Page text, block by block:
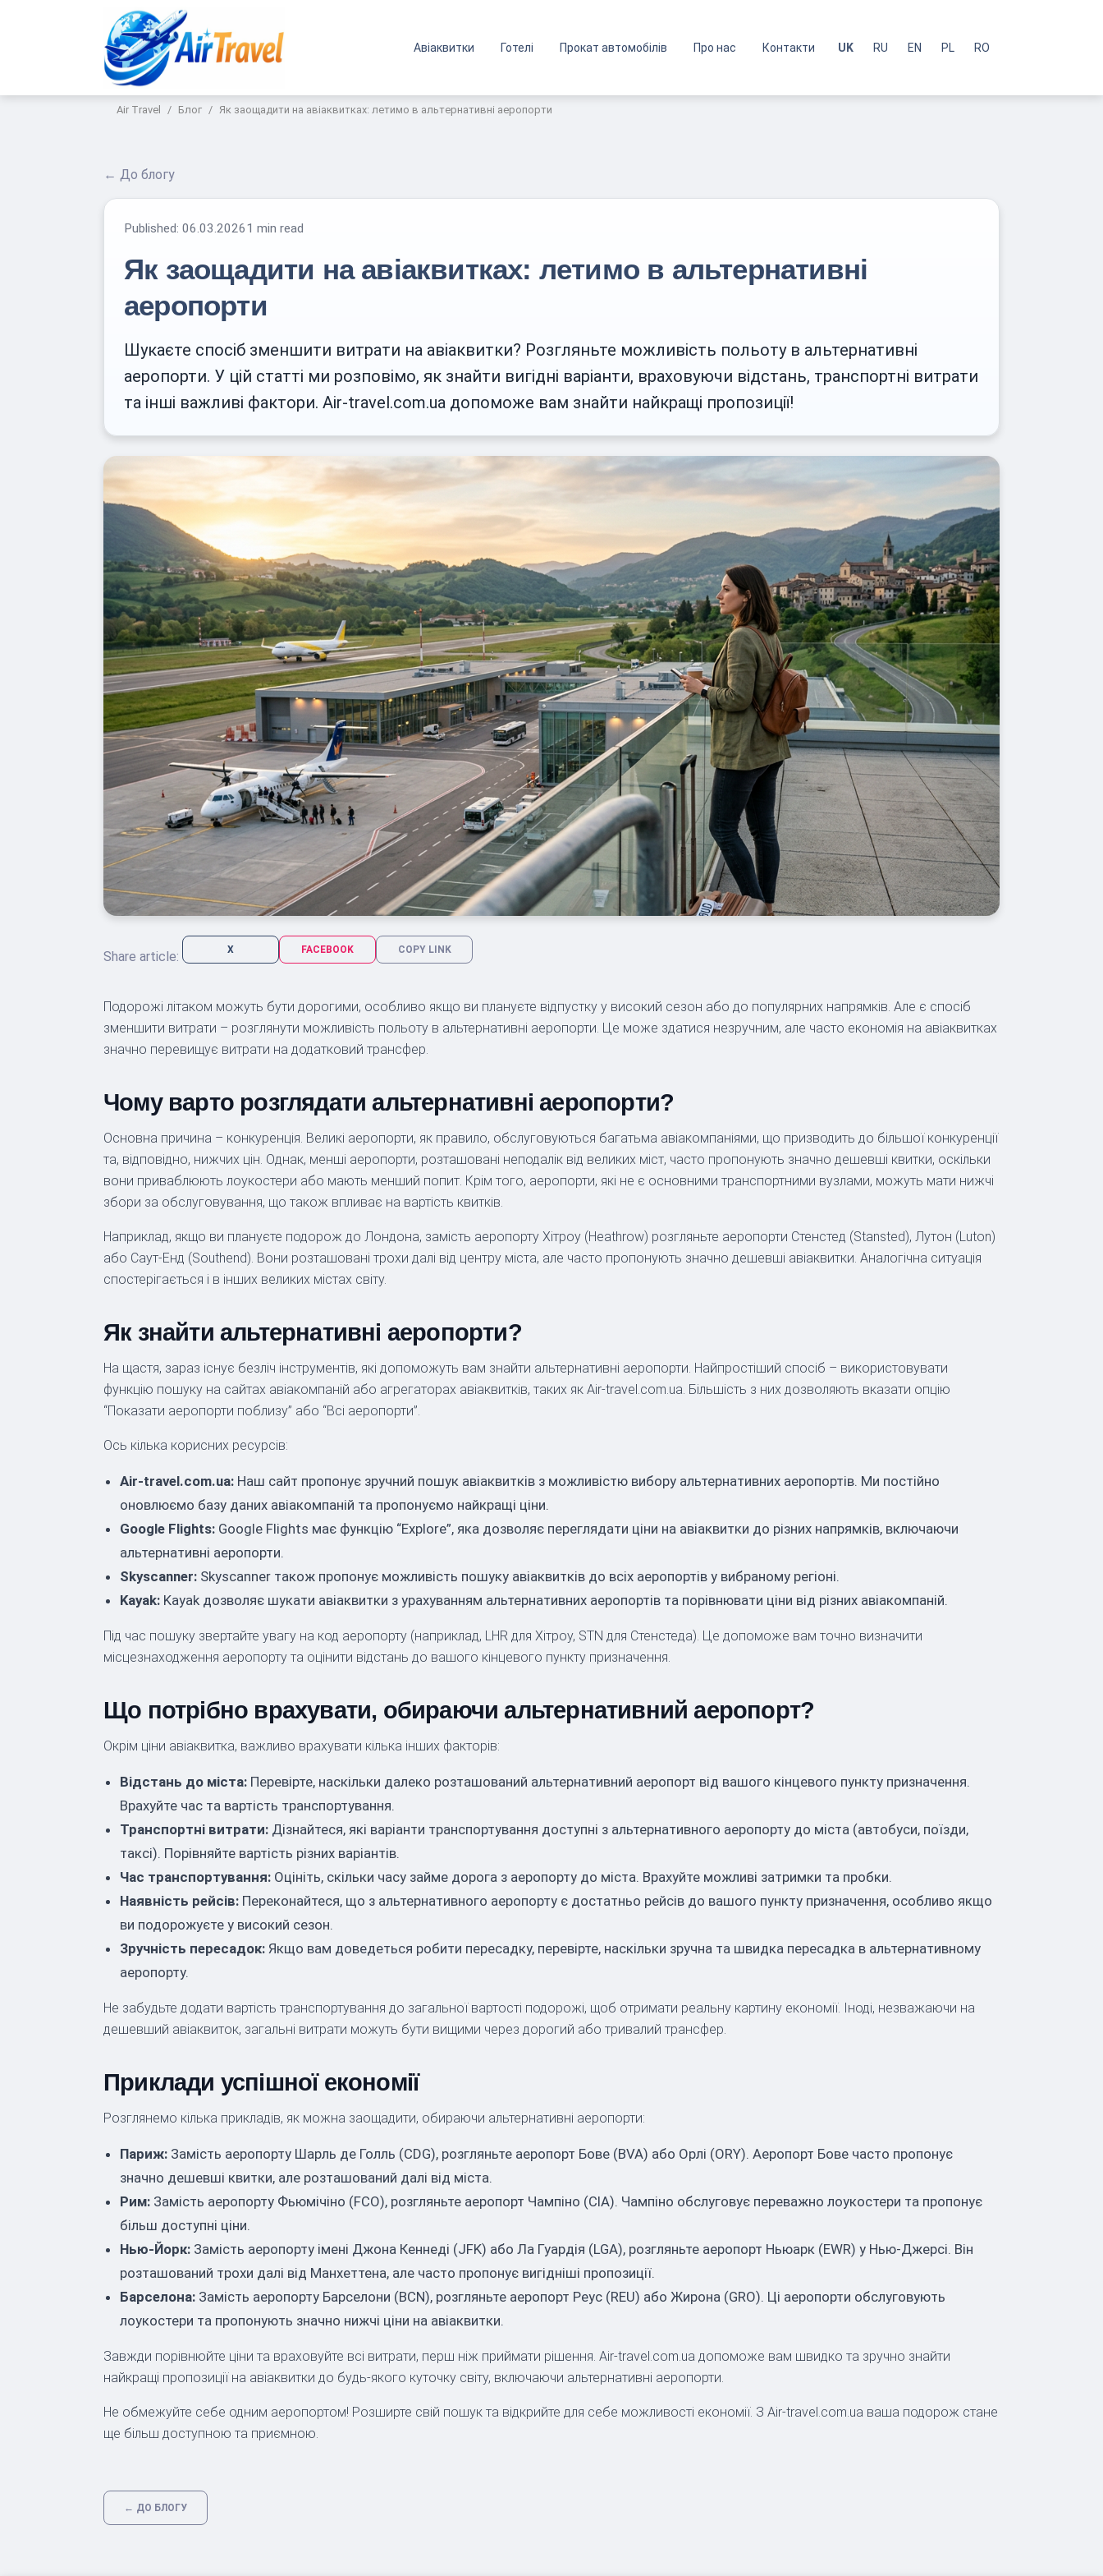
Авіаквитки Готелі Прокат автомобілів Про нас Контакти UK RU EN PL RO
Air Travel Блог Як заощадити на авіаквитках: летимо в альтернативні аеропорти
← До блогу
Published: 06.03.20261 min read
Як заощадити на авіаквитках: летимо в альтернативні
аеропорти
Шукаєте спосіб зменшити витрати на авіаквитки? Розгляньте можливість польоту в альтернативні
аеропорти. У цій статті ми розповімо, як знайти вигідні варіанти, враховуючи відстань, транспортні витрати
та інші важливі фактори. Air-travel.com.ua допоможе вам знайти найкращі пропозиції!
Share article: X FACEBOOK COPY LINK
Подорожі літаком можуть бути дорогими, особливо якщо ви плануєте відпустку у високий сезон або до популярних напрямків. Але є спосіб
зменшити витрати – розглянути можливість польоту в альтернативні аеропорти. Це може здатися незручним, але часто економія на авіаквитках
значно перевищує витрати на додатковий трансфер.
Чому варто розглядати альтернативні аеропорти?
Основна причина – конкуренція. Великі аеропорти, як правило, обслуговуються багатьма авіакомпаніями, що призводить до більшої конкуренції
та, відповідно, нижчих цін. Однак, менші аеропорти, розташовані неподалік від великих міст, часто пропонують значно дешевші квитки, оскільки
вони приваблюють лоукостери або мають менший попит. Крім того, аеропорти, які не є основними транспортними вузлами, можуть мати нижчі
збори за обслуговування, що також впливає на вартість квитків.
Наприклад, якщо ви плануєте подорож до Лондона, замість аеропорту Хітроу (Heathrow) розгляньте аеропорти Стенстед (Stansted), Лутон (Luton)
або Саут-Енд (Southend). Вони розташовані трохи далі від центру міста, але часто пропонують значно дешевші авіаквитки. Аналогічна ситуація
спостерігається і в інших великих містах світу.
Як знайти альтернативні аеропорти?
На щастя, зараз існує безліч інструментів, які допоможуть вам знайти альтернативні аеропорти. Найпростіший спосіб – використовувати
функцію пошуку на сайтах авіакомпаній або агрегаторах авіаквитків, таких як Air-travel.com.ua. Більшість з них дозволяють вказати опцію
“Показати аеропорти поблизу” або “Всі аеропорти”.
Ось кілька корисних ресурсів:
Air-travel.com.ua: Наш сайт пропонує зручний пошук авіаквитків з можливістю вибору альтернативних аеропортів. Ми постійно
оновлюємо базу даних авіакомпаній та пропонуємо найкращі ціни.
Google Flights: Google Flights має функцію “Explore”, яка дозволяє переглядати ціни на авіаквитки до різних напрямків, включаючи
альтернативні аеропорти.
Skyscanner: Skyscanner також пропонує можливість пошуку авіаквитків до всіх аеропортів у вибраному регіоні.
Kayak: Kayak дозволяє шукати авіаквитки з урахуванням альтернативних аеропортів та порівнювати ціни від різних авіакомпаній.
Під час пошуку звертайте увагу на код аеропорту (наприклад, LHR для Хітроу, STN для Стенстеда). Це допоможе вам точно визначити
місцезнаходження аеропорту та оцінити відстань до вашого кінцевого пункту призначення.
Що потрібно врахувати, обираючи альтернативний аеропорт?
Окрім ціни авіаквитка, важливо врахувати кілька інших факторів:
Відстань до міста: Перевірте, наскільки далеко розташований альтернативний аеропорт від вашого кінцевого пункту призначення.
Врахуйте час та вартість транспортування.
Транспортні витрати: Дізнайтеся, які варіанти транспортування доступні з альтернативного аеропорту до міста (автобуси, поїзди,
таксі). Порівняйте вартість різних варіантів.
Час транспортування: Оцініть, скільки часу займе дорога з аеропорту до міста. Врахуйте можливі затримки та пробки.
Наявність рейсів: Переконайтеся, що з альтернативного аеропорту є достатньо рейсів до вашого пункту призначення, особливо якщо
ви подорожуєте у високий сезон.
Зручність пересадок: Якщо вам доведеться робити пересадку, перевірте, наскільки зручна та швидка пересадка в альтернативному
аеропорту.
Не забудьте додати вартість транспортування до загальної вартості подорожі, щоб отримати реальну картину економії. Іноді, незважаючи на
дешевший авіаквиток, загальні витрати можуть бути вищими через дорогий або тривалий трансфер.
Приклади успішної економії
Розглянемо кілька прикладів, як можна заощадити, обираючи альтернативні аеропорти:
Париж: Замість аеропорту Шарль де Голль (CDG), розгляньте аеропорт Бове (BVA) або Орлі (ORY). Аеропорт Бове часто пропонує
значно дешевші квитки, але розташований далі від міста.
Рим: Замість аеропорту Фьюмічіно (FCO), розгляньте аеропорт Чампіно (CIA). Чампіно обслуговує переважно лоукостери та пропонує
більш доступні ціни.
Нью-Йорк: Замість аеропорту імені Джона Кеннеді (JFK) або Ла Гуардія (LGA), розгляньте аеропорт Ньюарк (EWR) у Нью-Джерсі. Він
розташований трохи далі від Манхеттена, але часто пропонує вигідніші пропозиції.
Барселона: Замість аеропорту Барселони (BCN), розгляньте аеропорт Реус (REU) або Жирона (GRO). Ці аеропорти обслуговують
лоукостери та пропонують значно нижчі ціни на авіаквитки.
Завжди порівнюйте ціни та враховуйте всі витрати, перш ніж приймати рішення. Air-travel.com.ua допоможе вам швидко та зручно знайти
найкращі пропозиції на авіаквитки до будь-якого куточку світу, включаючи альтернативні аеропорти.
Не обмежуйте себе одним аеропортом! Розширте свій пошук та відкрийте для себе можливості економії. З Air-travel.com.ua ваша подорож стане
ще більш доступною та приємною.
← ДО БЛОГУ